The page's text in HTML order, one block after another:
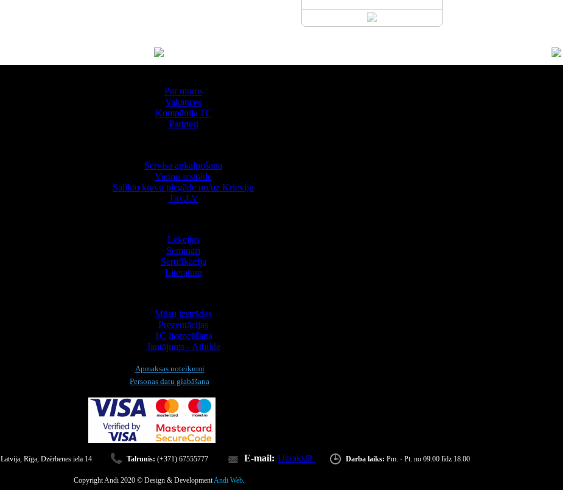
Par mums
Vakances
Kompānija 1С
Partneri
Servisa apkalpošana
Vietņu izstrāde
Salikto kravu piegāde no/uz Krieviju
Tax.LV
Lekcijas
Semināri
Sertifikācija
Literatūra
Mūsu izstrādes
Prezentācijas
1С licencēšana
Jautājums - Atbilde
Apmaksas noteikumi
Personas datu glabāšana
Latvija, Rīga, Dzērbenes iela 14 Talrunis: (+371) 67555777 E-mail: Uzrakstīt Darba laiks: Pm. - Pt. no 09.00 līdz 18.00
Copyright Andi 2020 © Design & DevelopmentAndi Web.